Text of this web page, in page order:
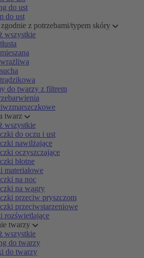
do ust
do ust
z potrzebami/typem skóry
wszystkie
do twarzy z filtrem
twarz
wszystkie
do oczu i ust
nawilżające
oczyszczające
błotne
materiałowe
na noc
na wągry
przeciw pryszczom
przeciwstarzeniowe
rozświetlające
twarzy
wszystkie
do twarzy
do twarzy